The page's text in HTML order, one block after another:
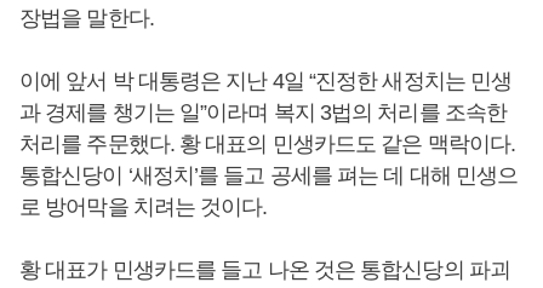
장법을 말한다.
이에 앞서 박 대통령은 지난 4일 “진정한 새정치는 민생
과 경제를 챙기는 일”이라며 복지 3법의 처리를 조속한
처리를 주문했다. 황 대표의 민생카드도 같은 맥락이다.
통합신당이 ‘새정치’를 들고 공세를 펴는 데 대해 민생으
로 방어막을 치려는 것이다.
황 대표가 민생카드를 들고 나온 것은 통합신당의 파괴